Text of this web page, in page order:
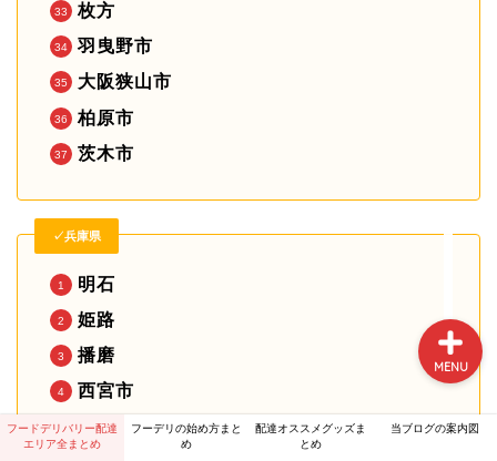
枚方
羽曳野市
大阪狭山市
柏原市
茨木市
✓兵庫県
明石
姫路
播磨
西宮市
三田市
フードデリバリー配達
エリア全まとめ
フーデリの始め方まと
め
配達オススメグッズま
とめ
当ブログの案内図
MENU
当ブログの案内図